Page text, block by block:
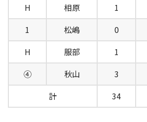
H
相原 1
1
松嶋 0
H
服部 1
④
秋山 3
計
34